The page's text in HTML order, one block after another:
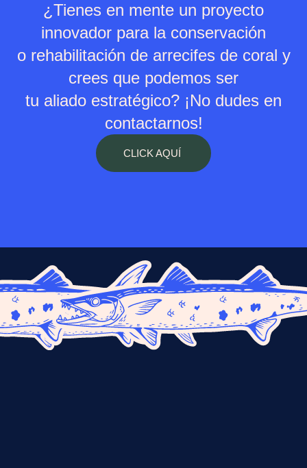
¿Tienes en mente un proyecto
innovador para la conservación
o rehabilitación de arrecifes de coral y
crees que podemos ser
tu aliado estratégico? ¡No dudes en
contactarnos!
CLICK AQUÍ